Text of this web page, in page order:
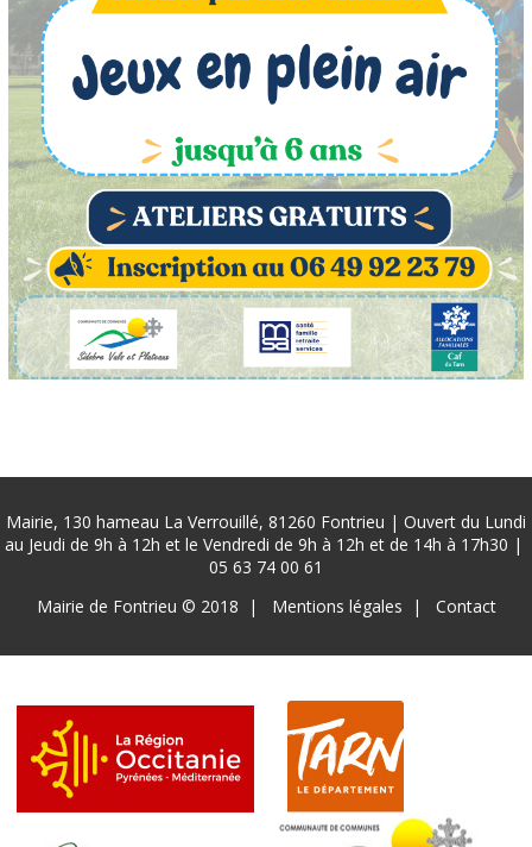
Mairie, 130 hameau La Verrouillé, 81260 Fontrieu | Ouvert du Lundi
au Jeudi de 9h à 12h et le Vendredi de 9h à 12h et de 14h à 17h30 |
05 63 74 00 61
page
Mairie de Fontrieu © 2018 Mentions légales Contact